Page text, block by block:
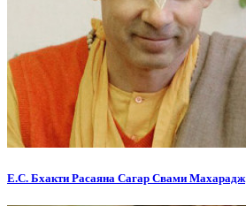
Е.С. Бхакти Расаяна Сагар Свами Махарадж